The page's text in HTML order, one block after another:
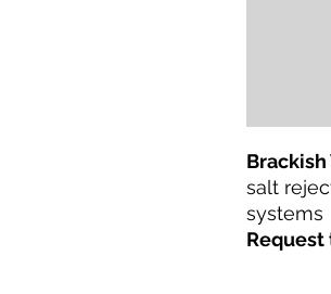
salt
systems
Request